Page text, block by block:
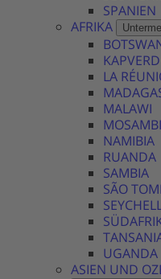
SPANIEN
AFRIKA
LA
MALAWI
NAMIBIA
RUANDA
SAMBIA
SÃO
UGANDA
ASIEN UND